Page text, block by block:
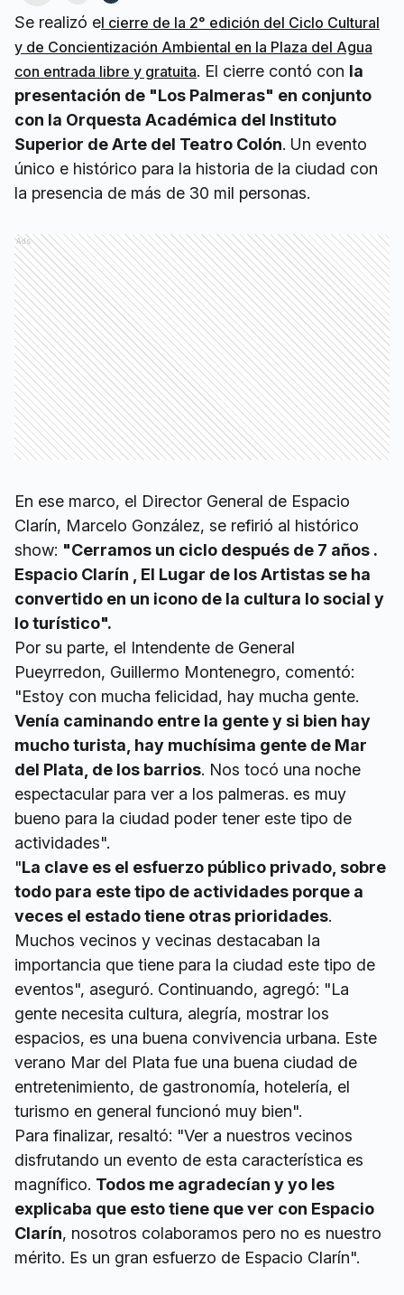
Se realizó el cierre de la 2° edición del Ciclo Cultural
y de Concientización Ambiental en la Plaza del Agua
con entrada libre y gratuita. El cierre contó con la
presentación de "Los Palmeras" en conjunto
con la Orquesta Académica del Instituto
Superior de Arte del Teatro Colón. Un evento
único e histórico para la historia de la ciudad con
la presencia de más de 30 mil personas.
Ads
En ese marco, el Director General de Espacio
Clarín, Marcelo González, se refirió al histórico
show: "Cerramos un ciclo después de 7 años .
Espacio Clarín , El Lugar de los Artistas se ha
convertido en un icono de la cultura lo social y
lo turístico".
Por su parte, el Intendente de General
Pueyrredon, Guillermo Montenegro, comentó:
"Estoy con mucha felicidad, hay mucha gente.
Venía caminando entre la gente y si bien hay
mucho turista, hay muchísima gente de Mar
del Plata, de los barrios. Nos tocó una noche
espectacular para ver a los palmeras. es muy
bueno para la ciudad poder tener este tipo de
actividades".
"La clave es el esfuerzo público privado, sobre
todo para este tipo de actividades porque a
veces el estado tiene otras prioridades.
Muchos vecinos y vecinas destacaban la
importancia que tiene para la ciudad este tipo de
eventos", aseguró. Continuando, agregó: "La
gente necesita cultura, alegría, mostrar los
espacios, es una buena convivencia urbana. Este
verano Mar del Plata fue una buena ciudad de
entretenimiento, de gastronomía, hotelería, el
turismo en general funcionó muy bien".
Para finalizar, resaltó: "Ver a nuestros vecinos
disfrutando un evento de esta característica es
magnífico. Todos me agradecían y yo les
explicaba que esto tiene que ver con Espacio
Clarín, nosotros colaboramos pero no es nuestro
mérito. Es un gran esfuerzo de Espacio Clarín".